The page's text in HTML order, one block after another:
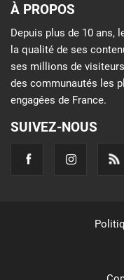
À PROPOS
Depuis plus de 10 ans,
la qualité de ses
ses millions de
des communautés les
engagées de France.
SUIVEZ-NOUS